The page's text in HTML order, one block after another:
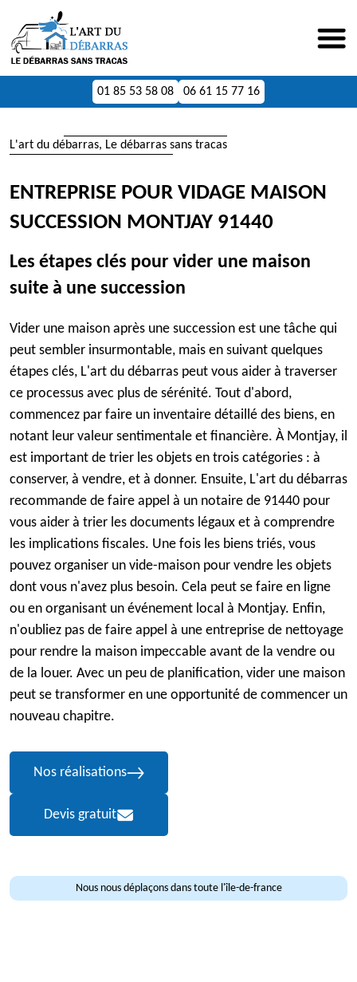
01 85 53 58 08 06 61 15 77 16
L'art du débarras, Le débarras sans tracas
ENTREPRISE POUR VIDAGE MAISON
SUCCESSION MONTJAY 91440
Les étapes clés pour vider une maison
suite à une succession
Vider une maison après une succession est une tâche qui
peut sembler insurmontable, mais en suivant quelques
étapes clés, L'art du débarras peut vous aider à traverser
ce processus avec plus de sérénité. Tout d'abord,
commencez par faire un inventaire détaillé des biens, en
notant leur valeur sentimentale et financière. À Montjay, il
est important de trier les objets en trois catégories : à
conserver, à vendre, et à donner. Ensuite, L'art du débarras
recommande de faire appel à un notaire de 91440 pour
vous aider à trier les documents légaux et à comprendre
les implications fiscales. Une fois les biens triés, vous
pouvez organiser un vide-maison pour vendre les objets
dont vous n'avez plus besoin. Cela peut se faire en ligne
ou en organisant un événement local à Montjay. Enfin,
n'oubliez pas de faire appel à une entreprise de nettoyage
pour rendre la maison impeccable avant de la vendre ou
de la louer. Avec un peu de planification, vider une maison
peut se transformer en une opportunité de commencer un
nouveau chapitre.
Nos réalisations
Devis gratuit
Nous nous déplaçons dans toute l'île-de-france